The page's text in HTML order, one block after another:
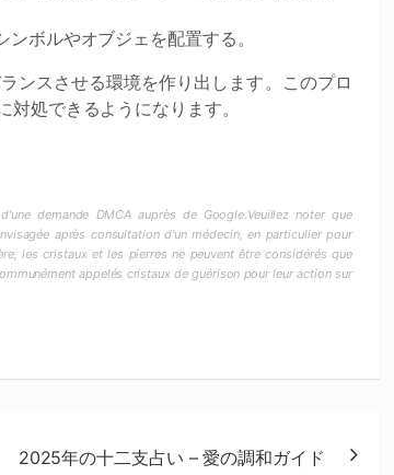
ボルやオブジェを配置する。
ンスさせる環境を作り出します。このプロ
処できるようになります。
demande DMCA auprès de Google.Veuillez noter que
après consultation d'un médecin, en particulier pour
les cristaux et les pierres ne peuvent être considérés que
appelés cristaux de guérison pour leur action sur
2025年の十二支占い – 愛の調和ガイド